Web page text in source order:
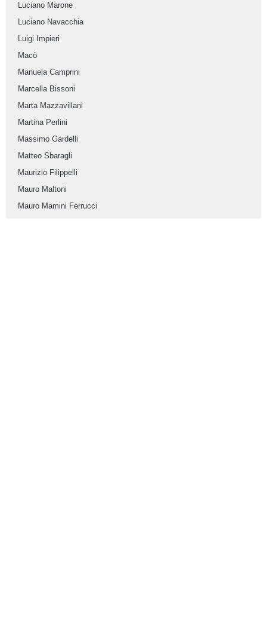
Luciano Marone
Luciano Navacchia
Luigi Impieri
Macò
Manuela Camprini
Marcella Bissoni
Marta Mazzavillani
Martina Perlini
Massimo Gardelli
Matteo Sbaragli
Maurizio Filippelli
Mauro Maltoni
Mauro Mamini Ferrucci